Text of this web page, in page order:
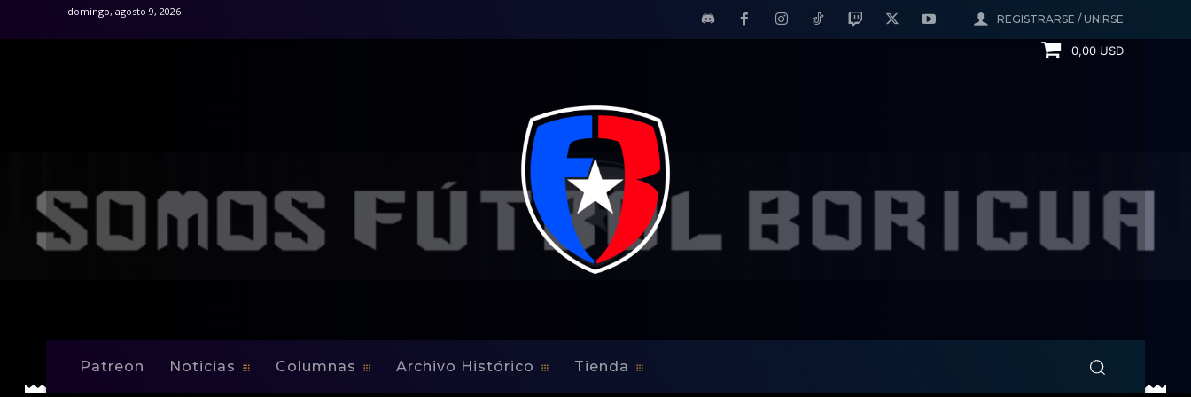
REGISTRARSE / UNIRSE
domingo, agosto 9, 2026
0,00 USD
Patreon Noticias Columnas Archivo Histórico Tienda